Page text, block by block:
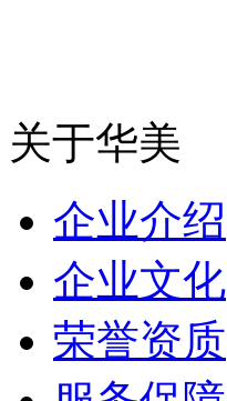
关于华美
企业介绍
企业文化
荣誉资质